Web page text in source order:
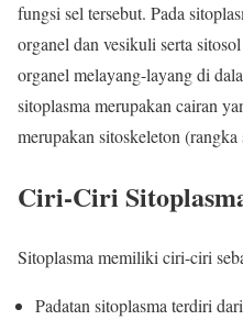
fungsi sel tersebut. Pada
organel dan vesikuli serta
organel melayang-layang di
sitoplasma merupakan cairan
merupakan sitoskeleton
Ciri-Ciri
Sitoplasma memiliki ciri-ciri
Padatan sitoplasma terdiri